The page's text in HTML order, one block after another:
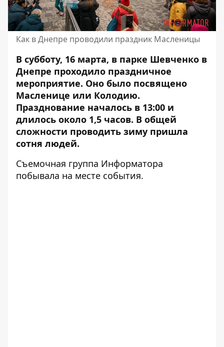
Как в Днепре проводили праздник Масленицы
В субботу, 16 марта, в парке Шевченко в
Днепре проходило праздничное
мероприятие. Оно было посвящено
Масленице или Колодию.
Празднование началось в 13:00 и
длилось около 1,5 часов. В общей
сложности проводить зиму пришла
сотня людей.
Съемочная группа Информатора
побывала на месте события.